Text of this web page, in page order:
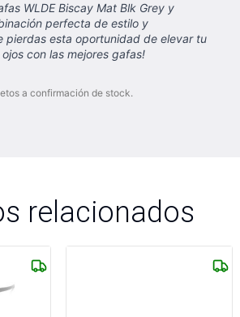
WLDE Biscay Mat Blk Grey y
perfecta de estilo y
pierdas esta oportunidad de elevar tu
con las mejores gafas!
a confirmación de stock.
relacionados